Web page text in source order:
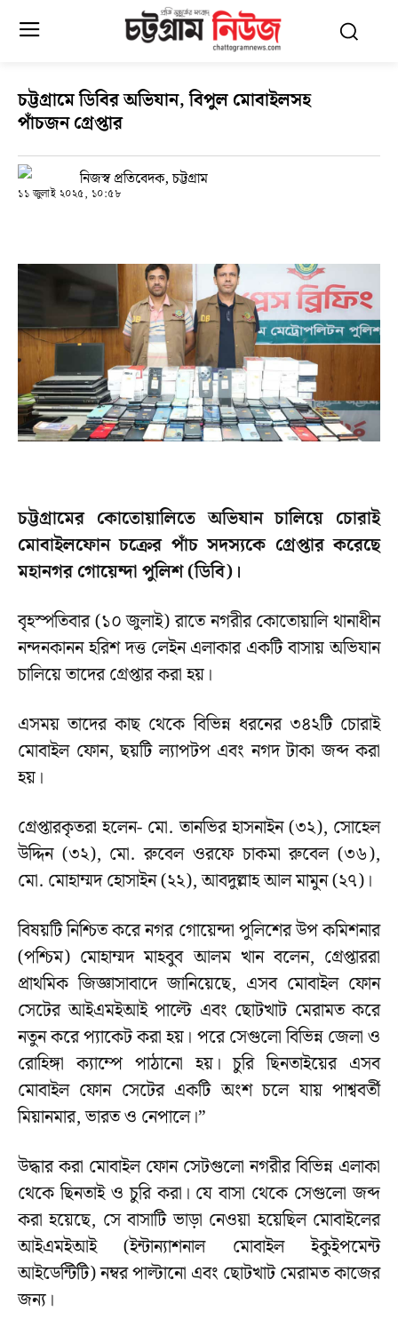
চট্টগ্রামে ডিবির অভিযান, বিপুল মোবাইলসহ
পাঁচজন গ্রেপ্তার
নিজস্ব প্রতিবেদক, চট্টগ্রাম
১১ জুলাই ২০২৫, ১০:৫৮
চট্টগ্রামের কোতোয়ালিতে অভিযান চালিয়ে চোরাই
মোবাইলফোন চক্রের পাঁচ সদস্যকে গ্রেপ্তার করেছে
মহানগর গোয়েন্দা পুলিশ (ডিবি)।
বৃহস্পতিবার (১০ জুলাই) রাতে নগরীর কোতোয়ালি থানাধীন
নন্দনকানন হরিশ দত্ত লেইন এলাকার একটি বাসায় অভিযান
চালিয়ে তাদের গ্রেপ্তার করা হয়।
এসময় তাদের কাছ থেকে বিভিন্ন ধরনের ৩৪২টি চোরাই
মোবাইল ফোন, ছয়টি ল্যাপটপ এবং নগদ টাকা জব্দ করা
হয়।
গ্রেপ্তারকৃতরা হলেন- মো. তানভির হাসনাইন (৩২), সোহেল
উদ্দিন (৩২), মো. রুবেল ওরফে চাকমা রুবেল (৩৬),
মো. মোহাম্মদ হোসাইন (২২), আবদুল্লাহ আল মামুন (২৭)।
বিষয়টি নিশ্চিত করে নগর গোয়েন্দা পুলিশের উপ কমিশনার
(পশ্চিম) মোহাম্মদ মাহবুব আলম খান বলেন, গ্রেপ্তাররা
প্রাথমিক জিজ্ঞাসাবাদে জানিয়েছে, এসব মোবাইল ফোন
সেটের আইএমইআই পাল্টে এবং ছোটখাট মেরামত করে
নতুন করে প্যাকেট করা হয়। পরে সেগুলো বিভিন্ন জেলা ও
রোহিঙ্গা ক্যাম্পে পাঠানো হয়। চুরি ছিনতাইয়ের এসব
মোবাইল ফোন সেটের একটি অংশ চলে যায় পাশ্ববর্তী
মিয়ানমার, ভারত ও নেপালে।”
উদ্ধার করা মোবাইল ফোন সেটগুলো নগরীর বিভিন্ন এলাকা
থেকে ছিনতাই ও চুরি করা। যে বাসা থেকে সেগুলো জব্দ
করা হয়েছে, সে বাসাটি ভাড়া নেওয়া হয়েছিল মোবাইলের
আইএমইআই (ইন্টান্যাশনাল মোবাইল ইকুইপমেন্ট
আইডেন্টিটি) নম্বর পাল্টানো এবং ছোটখাট মেরামত কাজের
জন্য।